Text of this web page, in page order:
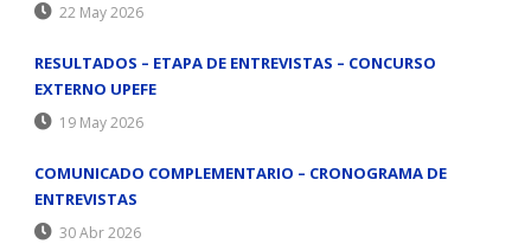
22 May 2026
RESULTADOS – ETAPA DE ENTREVISTAS – CONCURSO
EXTERNO UPEFE
19 May 2026
COMUNICADO COMPLEMENTARIO – CRONOGRAMA DE
ENTREVISTAS
30 Abr 2026